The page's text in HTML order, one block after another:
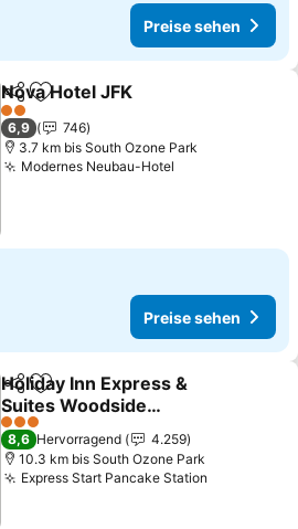
Preise sehen
TeilenZu Favoriten hinzufügen
Nova Hotel JFK
2 Sterne
6,9
746
3.7 km bis South Ozone Park
Modernes Neubau-Hotel
Preise sehen
TeilenZu Favoriten hinzufügen
Holiday Inn Express &
Suites Woodside
Laguardia Airport By Ihg
Preise sehen
3 Sterne
8,6 Hervorragend
4.259
10.3 km bis South Ozone Park
Express Start Pancake Station